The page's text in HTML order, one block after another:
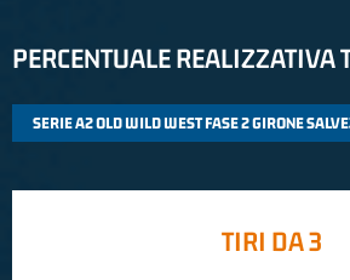
PERCENTUALE REALIZZATIVA
TIRI DA 3